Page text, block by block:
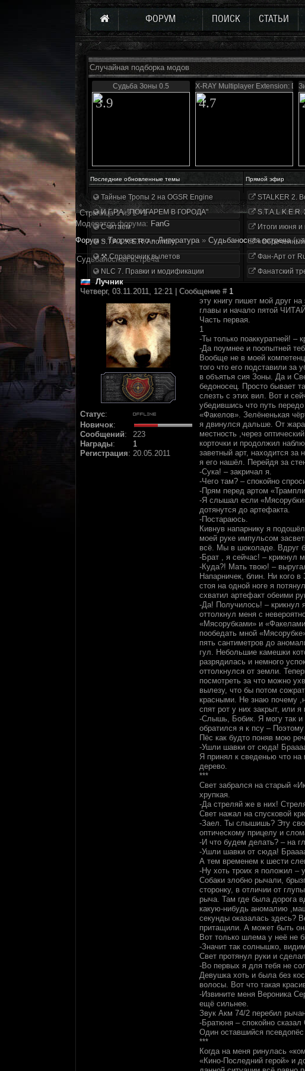
ФОРУМ ПОИСК СТАТЬИ
Случайная подборка модов
Судьба Зоны 0.5
3.9
X-RAY Multiplayer Extension:
4.7
Последние обновленные темы Прямой эфир
Тайные Тропы 2 на OGSR Engine
И.Г.Р.А. "ПОИГАРЕМ В ГОРОДА"
Считаем
S.T.A.L.K.E.R. Anomaly
⚒ Справочник вылетов
NLC 7. Правки и модификации
STALKER 2.
Итоги июня и
«Обречённый
Фан-Арт от
Фанатский
Страница1из1
1
Модератор форума: FanG
Форум » Творчество » Литература » Судьбаносная встреча
Судьбаносная встреча
Лучник
Четверг, 03.11.2011, 12:21 | Сообщение # 1
Статус:
Новичок:
Сообщений:
223
Награды:
1
Регистрация: 20.05.2011
эту книгу пишет мой друг
главы и начало пятой
Часть первая.
1
-Ты только поаккуратней! –
-Да поумнее и поопытней
Вообще не в моей
того что его подставили за
в объятья сия Зоны. Да и
бедоносец. Просто бывает
слезть с этих вил. Вот и
убедившись что путь
«Факелов». Зелёненькая
я двинулся дальше. От жара
местность ,через
корточки и продолжил
заветный арт, находится
я его нашёл. Перейдя за
-Сука! – закричал я.
-Чего там? – спокойно
-Прям перед артом
-Я слышал если
дотянутся до артефакта.
-Постараюсь.
Кивнув напарнику я
моей руке импульсом
всё. Мы в шоколаде. Вдруг
-Брат , я сейчас! – крикнул
-Куда?! Мать твою! –
Напарничек, блин. Ни кого
стоя на одной ноге я
схватил артефакт обеими
-Да! Получилось! – крикнул
оттолкнул меня с
«Мясорубками» и
пообедать мной
пять сантиметров до
гул. Небольшие камешки
разрядилась и немного
оттолкнулся от земли.
посмотреть за что можно
вылезу, что бы потом
красными. Не знаю почему
спят рот у них закрыт, или я
-Слышь, Бобик. Я могу так и
обратился я к псу –
Пёс как будто поняв мою
-Ушли шавки от сюда!
Я принял к сведенью что на
дерево.
***
Свет забрался на старый
хрупкая.
-Да стреляй же в них!
Свет нажал на спусковой
-Заел. Ты слышишь? Эту
оптическому прицелу и
-И что будем делать? – на
-Ушли шавки от сюда!
А тем временем к шести
-Ну хоть троих я положил –
Собаки злобно рычали,
сторонку, в отличии от
рыча. Там где была дорога
какую-нибудь аномалию
секунды оказалась здесь?
притащили. А может быть
Вот только шлема у неё не
-Значит так солнышко,
Свет протянул руки и
-Во первых я для тебя не
Девушка хоть и была без
волосы. Вот что такая
-Извините меня Вероника
ещё сильнее.
Звук Акм 74/2 перебил
-Братюня – спокойно сказал
Один оставшийся
***
Когда на меня ринулась
«Кино-Последний герой» и